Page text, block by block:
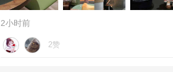
2小时前
2赞